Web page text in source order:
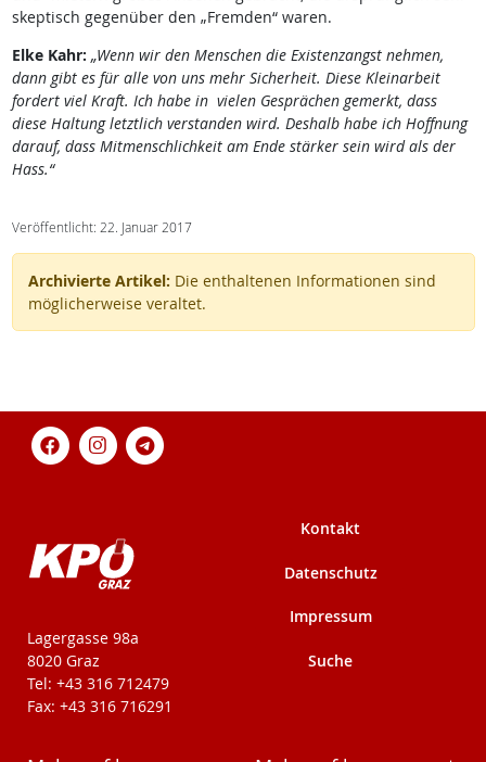
skeptisch gegenüber den „Fremden“ waren.
Elke Kahr: „Wenn wir den Menschen die Existenzangst nehmen,
dann gibt es für alle von uns mehr Sicherheit. Diese Kleinarbeit
fordert viel Kraft. Ich habe in vielen Gesprächen gemerkt, dass
diese Haltung letztlich verstanden wird. Deshalb habe ich Hoffnung
darauf, dass Mitmenschlichkeit am Ende stärker sein wird als der
Hass.“
Veröffentlicht: 22. Januar 2017
Archivierte Artikel: Die enthaltenen Informationen sind
möglicherweise veraltet.
KPÖ-Steiermark
Lagergasse 98a
8020 Graz
Tel: +43 316 712479
Fax: +43 316 716291
Kontakt
Datenschutz
Impressum
Suche